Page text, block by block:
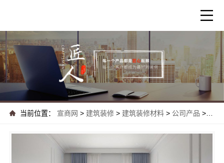
当前位置： 宣商网> 建筑装修 > 建筑装修材料> 公司产品 >